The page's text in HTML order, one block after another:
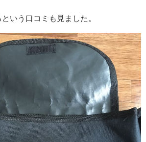
いう口コミも見ました。